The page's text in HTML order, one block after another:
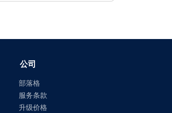
公司
部落格
服务条款
升级价格